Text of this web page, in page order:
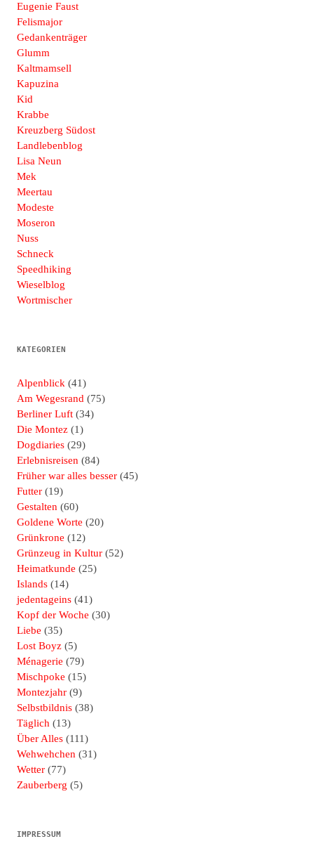
Eugenie Faust
Felismajor
Gedankenträger
Glumm
Kaltmamsell
Kapuzina
Kid
Krabbe
Kreuzberg Südost
Landlebenblog
Lisa Neun
Mek
Meertau
Modeste
Moseron
Nuss
Schneck
Speedhiking
Wieselblog
Wortmischer
KATEGORIEN
Alpenblick (41)
Am Wegesrand (75)
Berliner Luft (34)
Die Montez (1)
Dogdiaries (29)
Erlebnisreisen (84)
Früher war alles besser (45)
Futter (19)
Gestalten (60)
Goldene Worte (20)
Grünkrone (12)
Grünzeug in Kultur (52)
Heimatkunde (25)
Islands (14)
jedentageins (41)
Kopf der Woche (30)
Liebe (35)
Lost Boyz (5)
Ménagerie (79)
Mischpoke (15)
Montezjahr (9)
Selbstbildnis (38)
Täglich (13)
Über Alles (111)
Wehwehchen (31)
Wetter (77)
Zauberberg (5)
IMPRESSUM